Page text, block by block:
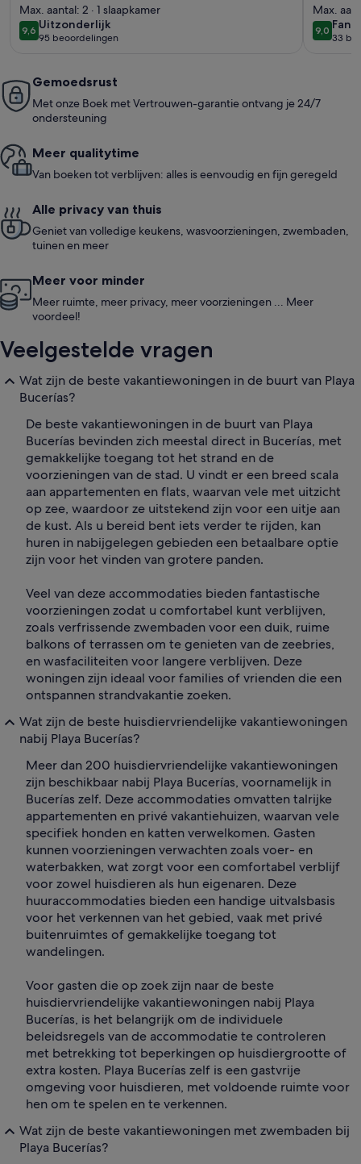
Max. aantal: 2 · 1 slaapkamer
9,69,6 op 10
Uitzonderlijk
uitzonderlijk
95 beoordelingen
(95
privé
Max.
9,09,0 op
33
(33
Gemoedsrust
Met onze Boek met Vertrouwen-garantie ontvang je 24/7
ondersteuning
Meer quali­ty­time
Van boeken tot verblijven: alles is eenvoudig en fijn geregeld
Alle privacy van thuis
Geniet van volledige keukens, wasvoorzieningen, zwembaden,
tuinen en meer
Meer voor minder
Meer ruimte, meer privacy, meer voorzieningen ... Meer
voordeel!
Veelgestelde vragen
Wat zijn de beste vakantiewoningen in de buurt van Playa
Bucerías?
De beste vakantiewoningen in de buurt van Playa
Bucerías bevinden zich meestal direct in Bucerías, met
gemakkelijke toegang tot het strand en de
voorzieningen van de stad. U vindt er een breed scala
aan appartementen en flats, waarvan vele met uitzicht
op zee, waardoor ze uitstekend zijn voor een uitje aan
de kust. Als u bereid bent iets verder te rijden, kan
huren in nabijgelegen gebieden een betaalbare optie
zijn voor het vinden van grotere panden.
Veel van deze accommodaties bieden fantastische
voorzieningen zodat u comfortabel kunt verblijven,
zoals verfrissende zwembaden voor een duik, ruime
balkons of terrassen om te genieten van de zeebries,
en wasfaciliteiten voor langere verblijven. Deze
woningen zijn ideaal voor families of vrienden die een
ontspannen strandvakantie zoeken.
Wat zijn de beste huisdiervriendelijke vakantiewoningen
nabij Playa Bucerías?
Meer dan 200 huisdiervriendelijke vakantiewoningen
zijn beschikbaar nabij Playa Bucerías, voornamelijk in
Bucerías zelf. Deze accommodaties omvatten talrijke
appartementen en privé vakantiehuizen, waarvan vele
specifiek honden en katten verwelkomen. Gasten
kunnen voorzieningen verwachten zoals voer- en
waterbakken, wat zorgt voor een comfortabel verblijf
voor zowel huisdieren als hun eigenaren. Deze
huuraccommodaties bieden een handige uitvalsbasis
voor het verkennen van het gebied, vaak met privé
buitenruimtes of gemakkelijke toegang tot
wandelingen.
Voor gasten die op zoek zijn naar de beste
huisdiervriendelijke vakantiewoningen nabij Playa
Bucerías, is het belangrijk om de individuele
beleidsregels van de accommodatie te controleren
met betrekking tot beperkingen op huisdiergrootte of
extra kosten. Playa Bucerías zelf is een gastvrije
omgeving voor huisdieren, met voldoende ruimte voor
hen om te spelen en te verkennen.
Wat zijn de beste vakantiewoningen met zwembaden bij
Playa Bucerías?